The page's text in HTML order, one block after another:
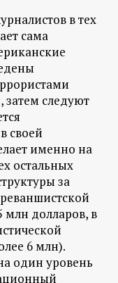
в тех
сама
следуют
своей
именно на
остальных
за
млн долларов, в
6 млн).
один уровень